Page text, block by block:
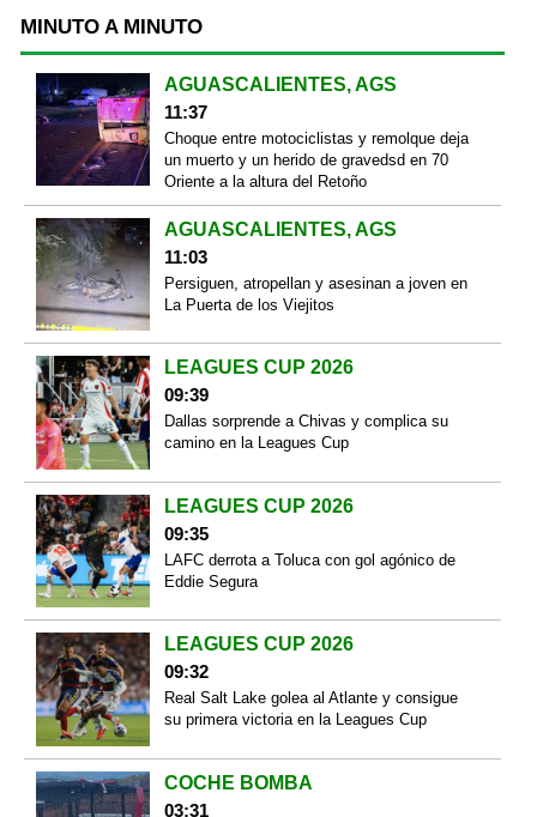
MINUTO A MINUTO
AGUASCALIENTES, AGS
11:37
Choque entre motociclistas y remolque deja
un muerto y un herido de gravedsd en 70
Oriente a la altura del Retoño
AGUASCALIENTES, AGS
11:03
Persiguen, atropellan y asesinan a joven en
La Puerta de los Viejitos
LEAGUES CUP 2026
09:39
Dallas sorprende a Chivas y complica su
camino en la Leagues Cup
LEAGUES CUP 2026
09:35
LAFC derrota a Toluca con gol agónico de
Eddie Segura
LEAGUES CUP 2026
09:32
Real Salt Lake golea al Atlante y consigue
su primera victoria en la Leagues Cup
COCHE BOMBA
03:31